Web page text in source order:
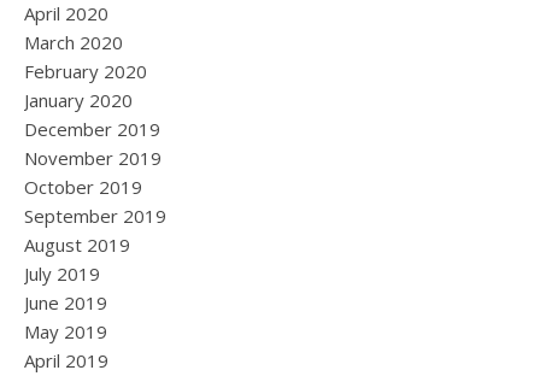
April 2020
March 2020
February 2020
January 2020
December 2019
November 2019
October 2019
September 2019
August 2019
July 2019
June 2019
May 2019
April 2019